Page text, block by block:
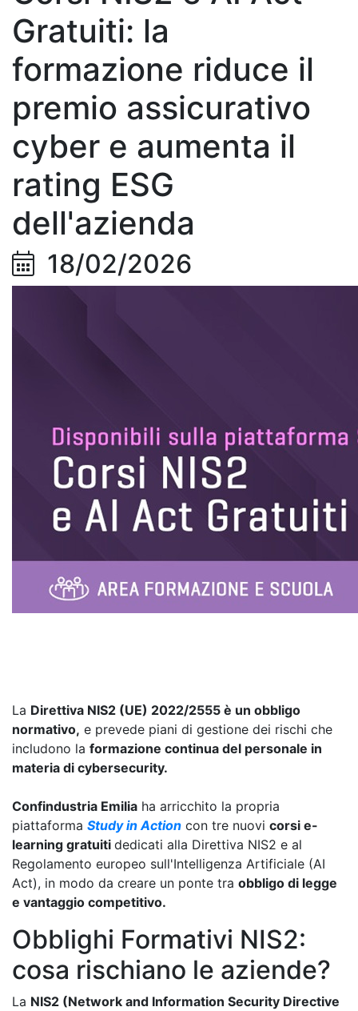
Gratuiti: la
formazione riduce il
premio assicurativo
cyber e aumenta il
rating ESG
dell'azienda
18/02/2026
La Direttiva NIS2 (UE) 2022/2555 è un obbligo
normativo, e prevede piani di gestione dei rischi che
includono la formazione continua del personale in
materia di cybersecurity.
Confindustria Emilia ha arricchito la propria
piattaforma Study in Action con tre nuovi corsi e-
learning gratuiti dedicati alla Direttiva NIS2 e al
Regolamento europeo sull'Intelligenza Artificiale (AI
Act), in modo da creare un ponte tra obbligo di legge
e vantaggio competitivo.
Obblighi Formativi NIS2:
cosa rischiano le aziende?
La NIS2 (Network and Information Security Directive